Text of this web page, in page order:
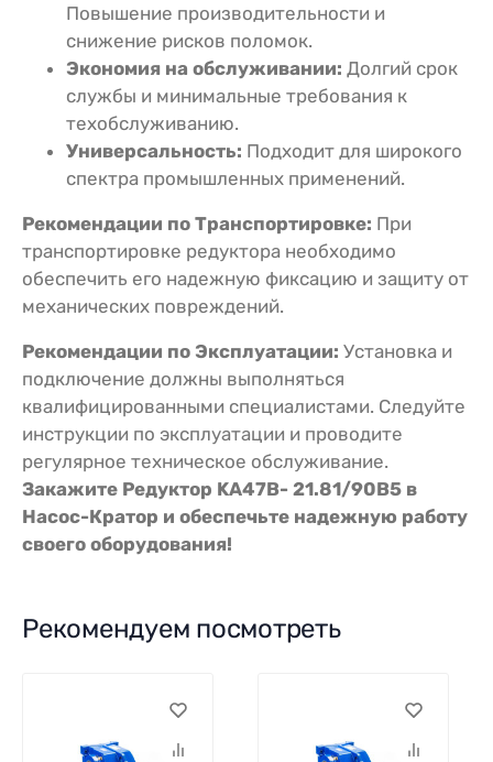
Повышение производительности и
снижение рисков поломок.
Экономия на обслуживании: Долгий срок
службы и минимальные требования к
техобслуживанию.
Универсальность: Подходит для широкого
спектра промышленных применений.
Рекомендации по Транспортировке: При
транспортировке редуктора необходимо
обеспечить его надежную фиксацию и защиту от
механических повреждений.
Рекомендации по Эксплуатации: Установка и
подключение должны выполняться
квалифицированными специалистами. Следуйте
инструкции по эксплуатации и проводите
регулярное техническое обслуживание.
Закажите Редуктор KA47B- 21.81/90В5 в
Насос-Кратор и обеспечьте надежную работу
своего оборудования!
Рекомендуем посмотреть